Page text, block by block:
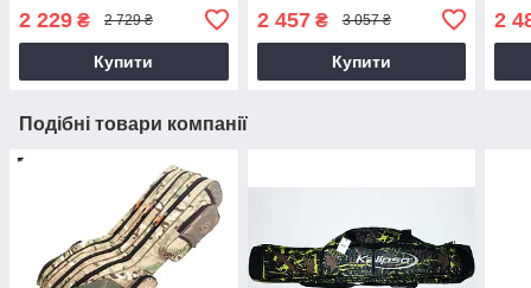
2 229 ₴ 2 729 ₴
Купити
2 457₴ 3 057 ₴
Купити
2
Подібні товари компанії